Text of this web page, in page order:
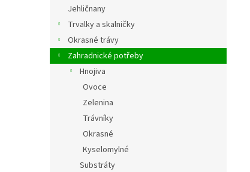
Jehličnany
Trvalky a skalničky
Okrasné trávy
Zahradnické potřeby
Hnojiva
Ovoce
Zelenina
Trávníky
Okrasné
Kyselomylné
Substráty